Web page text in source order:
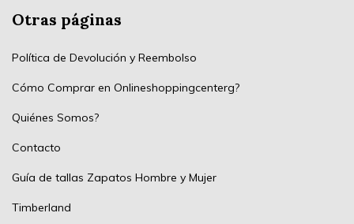
Otras páginas
Política de Devolución y Reembolso
Cómo Comprar en Onlineshoppingcenterg?
Quiénes Somos?
Contacto
Guía de tallas Zapatos Hombre y Mujer
Timberland